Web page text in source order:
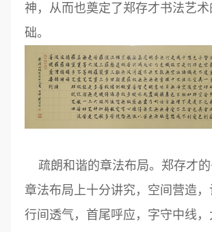
神，从而也奠定了郑存才书法艺
础。
疏朗和谐的章法布局。郑存才
章法布局上十分讲究，空间营造，
行间透气，首尾呼应，字守中线，